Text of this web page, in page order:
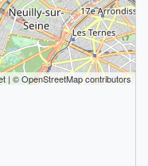
| ©OpenStreetMapcontributors